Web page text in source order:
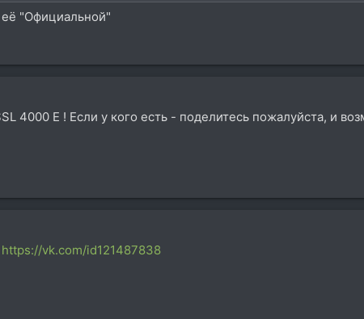
её "Официальной"
4000 E ! Если у кого есть - поделитесь пожалуйста, и
https://vk.com/id121487838